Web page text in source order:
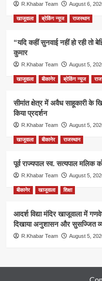
R.Khabar Team August 6,
खाजूवाला ब्रेकिंग न्यूज राजस्थान
“यदि कहीं सुनवाई नहीं हो रही
कुमार
R.Khabar Team August 5,
खाजूवाला बीकानेर ब्रेकिंग न्यूज
सीमांत क्षेत्र में अवैध साहूकारी के
किया प्रदर्शन
R.Khabar Team August 5,
खाजूवाला बीकानेर राजस्थान
पूर्व राज्यपाल स्व. सत्यपाल मलिक
R.Khabar Team August 5,
बीकानेर खाजूवाला शिक्षा
आदर्श विद्या मंदिर खाजूवाला में
दिखाया अनुशासन और सुसज्जित
R.Khabar Team August 5,